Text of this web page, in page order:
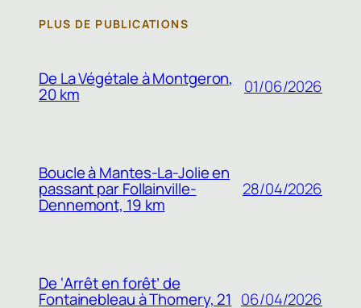
PLUS DE PUBLICATIONS
De La Végétale à Montgeron,
20 km 01/06/2026
Boucle à Mantes-La-Jolie en
passant par Follainville-
Dennemont, 19 km
28/04/2026
De ‘Arrêt en forêt’ de
Fontainebleau à Thomery, 21 06/04/2026